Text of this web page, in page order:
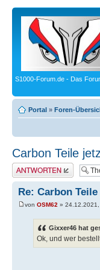
S1000-Forum.de - Das
Portal » Foren-
Carbon Teile
Antwort erstellen
Re: Carbon
von OSM62 »
Gixxer46 hat
Ok, und wer